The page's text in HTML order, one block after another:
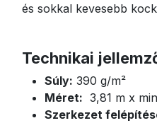
és sokkal kevesebb
Technikai
Súly: 390 g/m²
Méret: 3,81 m x
Szerkezet